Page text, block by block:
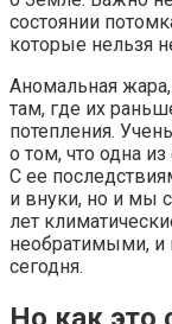
состоянии
которые нельзя
Аномальная
там, где их
потепления.
о том, что одна
С ее
и внуки, но и мы
лет
необратимыми, и
сегодня.